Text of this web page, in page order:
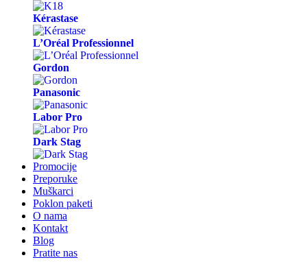
Kérastase
L’Oréal Professionnel
Gordon
Panasonic
Labor Pro
Dark Stag
Promocije
Preporuke
Muškarci
Poklon paketi
O nama
Kontakt
Blog
Pratite nas